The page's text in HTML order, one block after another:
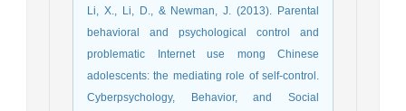
Li, X., Li, D., & Newman, J. (2013). Parental
behavioral and psychological control and
problematic Internet use mong Chinese
adolescents: the mediating role of self-control.
Cyberpsychology, Behavior, and Social